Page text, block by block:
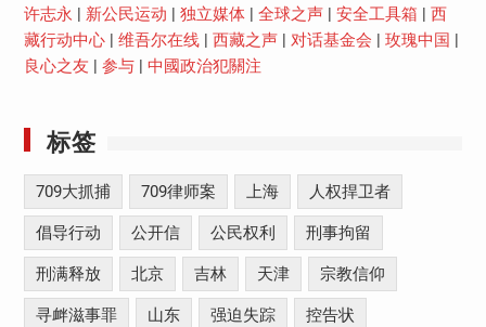
许志永
新公民运动 独立媒体| 全球之声| 安全工具箱
西
藏行动中心| 维吾尔在线| 西藏之声| 对话基金会 玫瑰中国
良心之友
参与| 中國政治犯關注
标签
709大抓捕 709律师案 上海 人权捍卫者
倡导行动 公开信 公民权利 刑事拘留
刑满释放 北京 吉林 天津 宗教信仰
寻衅滋事罪 山东 强迫失踪 控告状